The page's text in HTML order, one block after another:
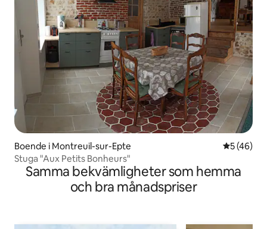
Boende i Montreuil-sur-Epte 5 av 5 i
5 (46)
Stuga "Aux Petits Bonheurs"
Samma bekvämligheter som hemma
och bra månadspriser